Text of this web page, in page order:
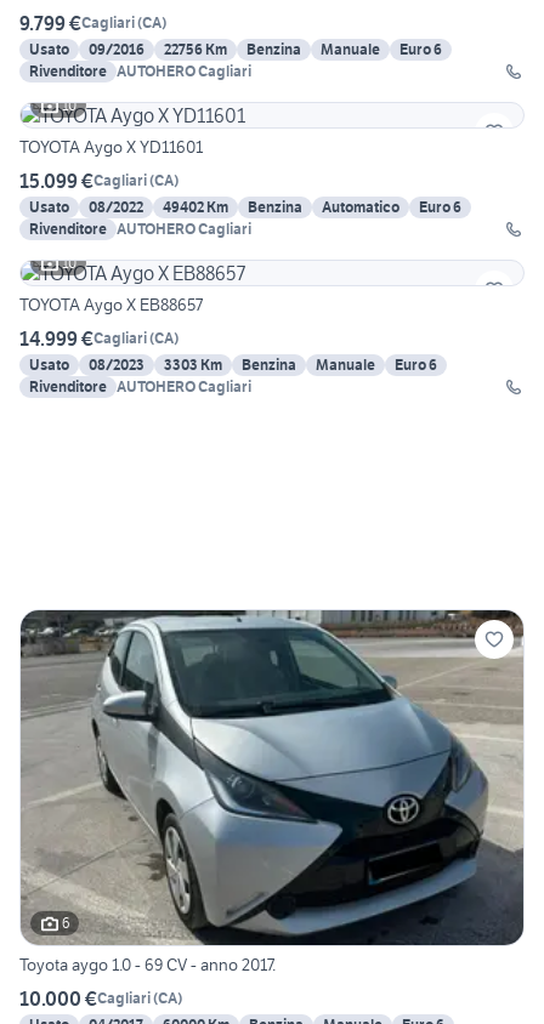
9.799 €Cagliari(CA)
Usato
09/2016 22756 Km Benzina Manuale
Euro 6
Rivenditore AUTOHERO Cagliari
10
TOYOTA Aygo X YD11601
15.099 €Cagliari(CA)
Usato
08/2022 49402 Km Benzina Automatico
Euro 6
Rivenditore AUTOHERO Cagliari
10
TOYOTA Aygo X EB88657
14.999 €Cagliari(CA)
Usato
08/2023 3303 Km Benzina Manuale
Euro 6
Rivenditore AUTOHERO Cagliari
6
Toyota aygo 1.0 - 69 CV - anno 2017.
10.000 €Cagliari(CA)